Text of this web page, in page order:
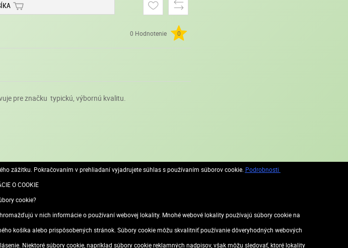
0 Hodnotenie 0
pre značku typickú, výbornú kvalitu.
zážitku. Pokračovaním v prehliadaní vyjadrujete súhlas s používaním súborov cookie. Podrobnosti
O COOKIE
cookie?
v nich informácie o používaní webovej lokality. Mnohé webové lokality používajú súbory cookie na
košíka alebo prispôsobených stránok. Súbory cookie môžu skvalitniť používanie dôveryhodných webových
Niektoré súbory cookie, napríklad súbory cookie reklamných nadpisov, však môžu sledovať, ktoré lokality